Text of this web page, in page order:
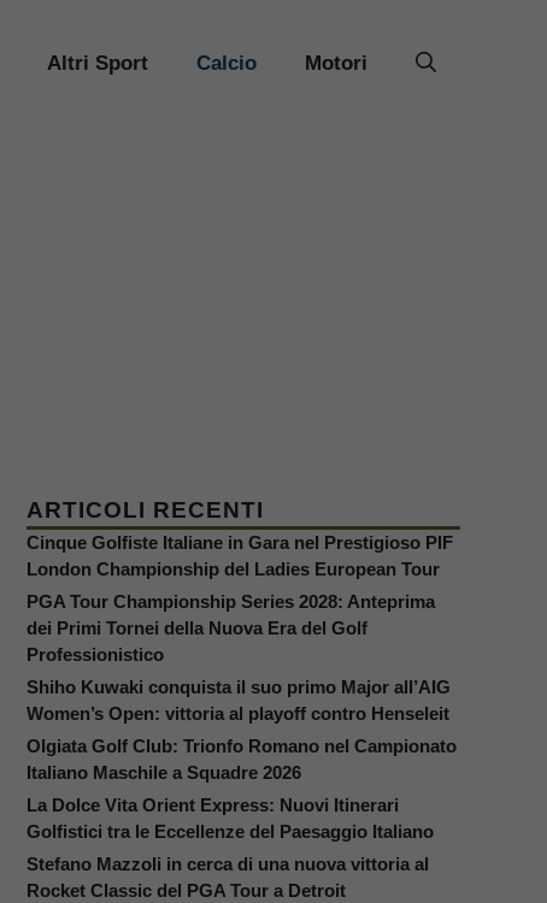
Altri Sport Calcio Motori
ARTICOLI RECENTI
Cinque Golfiste Italiane in Gara nel Prestigioso PIF
London Championship del Ladies European Tour
PGA Tour Championship Series 2028: Anteprima
dei Primi Tornei della Nuova Era del Golf
Professionistico
Shiho Kuwaki conquista il suo primo Major all’AIG
Women’s Open: vittoria al playoff contro Henseleit
Olgiata Golf Club: Trionfo Romano nel Campionato
Italiano Maschile a Squadre 2026
La Dolce Vita Orient Express: Nuovi Itinerari
Golfistici tra le Eccellenze del Paesaggio Italiano
Stefano Mazzoli in cerca di una nuova vittoria al
Rocket Classic del PGA Tour a Detroit